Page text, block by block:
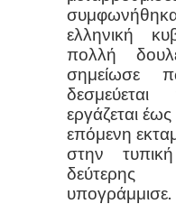
ελληνική
πολλή
σημείωσε
εργάζεται
επόμενη
στην
υπογράμμισε.